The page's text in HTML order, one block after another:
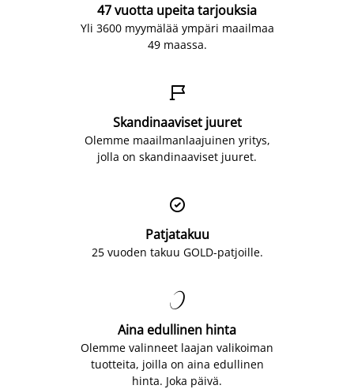
47 vuotta upeita tarjouksia
Yli 3600 myymälää ympäri maailmaa
49 maassa.

Skandinaaviset juuret
Olemme maailmanlaajuinen yritys,
jolla on skandinaaviset juuret.

Patjatakuu
25 vuoden takuu GOLD-patjoille.

Aina edullinen hinta
Olemme valinneet laajan valikoiman
tuotteita, joilla on aina edullinen
hinta. Joka päivä.